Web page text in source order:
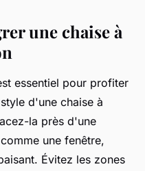
une chaise à
essentiel pour profiter
d'une chaise à
la près d'une
une fenêtre,
Évitez les zones